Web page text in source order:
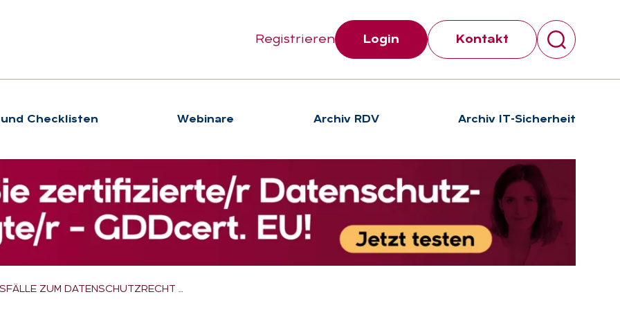
Suchen
Registrieren Login Kontakt
Checklisten We­bi­na­re Archiv RDV Archiv IT-Sicherheit
ZUM DATENSCHUTZRECHT …